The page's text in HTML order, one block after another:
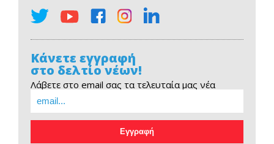
Κάνετε εγγραφή
στο δελτίο νέων!
Λάβετε στο email σας τα τελευταία μας νέα